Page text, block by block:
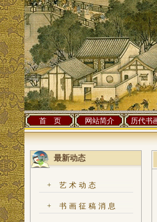
首 页 网站简介 历代书
最新动态
+ 艺术动态
+ 书画征稿消息